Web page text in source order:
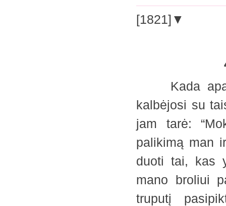
[1821]▼
Kada
kalbėjosi su
jam tarė:
palikimą man
duoti tai, kas
mano broliui
truputį